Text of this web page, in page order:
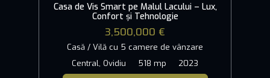
Casa de Vis Smart pe Malul Lacului – Lux,
Confort și Tehnologie
3,500,000 €
Casă / Vilă cu 5 camere de vânzare
Central, Ovidiu
518 mp 2023